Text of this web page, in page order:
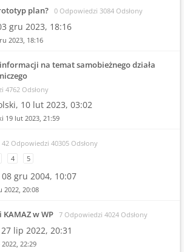
plan? 0 Odpowiedzi 3084 Odsłony
gru 2023, 18:16
2023, 18:16
na temat samobieżnego działa
4762 Odsłony
10 lut 2023, 03:02
19 lut 2023, 21:59
42 Odpowiedzi 40305 Odsłony
4 5
08 gru 2004, 10:07
2022, 20:08
w WP 7 Odpowiedzi 4024 Odsłony
27 lip 2022, 20:31
2022, 22:29